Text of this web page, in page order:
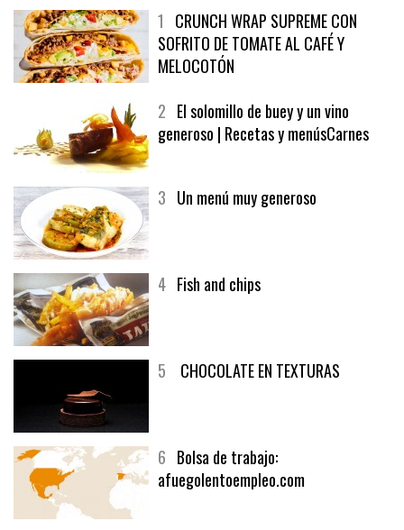
1 CRUNCH WRAP SUPREME CON
SOFRITO DE TOMATE AL CAFÉ Y
MELOCOTÓN
2 El solomillo de buey y un vino
generoso | Recetas y menúsCarnes
3 Un menú muy generoso
4 Fish and chips
5 CHOCOLATE EN TEXTURAS
6 Bolsa de trabajo:
afuegolentoempleo.com